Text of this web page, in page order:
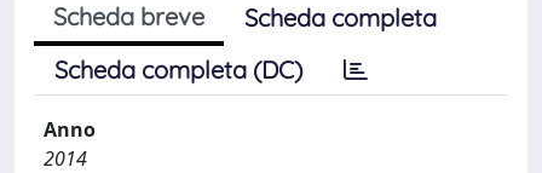
Scheda breve
Scheda completa
Scheda completa (DC)
Anno
2014